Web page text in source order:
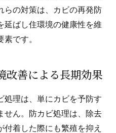
らの対策は、カビの再発防
延ばし住環境の健康性を維
です。
改善による長期効果
処理は、単にカビを予防す
せん。防カビ処理は、除去
付着した際にも繁殖を抑え